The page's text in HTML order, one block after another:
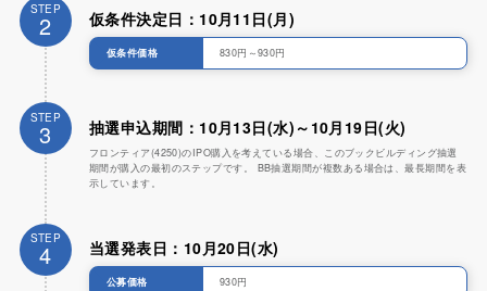
STEP
2 仮条件決定日：10月11日(月)
仮条件価格 830円～930円
STEP
3 抽選申込期間：10月13日(水)～10月19日(火)
フロンティア(4250)のIPO購入を考えている場合、このブックビルディング抽選
期間が購入の最初のステップです。 BB抽選期間が複数ある場合は、最長期間を表
示しています。
STEP
4 当選発表日：10月20日(水)
公募価格 930円